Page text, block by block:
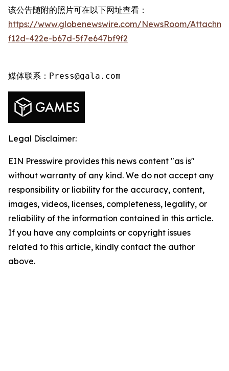
该公告随附的照片可在以下网址查看：
https://www.globenewswire.com/NewsRoom/
f12d-422e-b67d-5f7e647bf9f2
媒体联系：Press@gala.com
Legal Disclaimer:
EIN Presswire provides this news content "as is"
without warranty of any kind. We do not accept any
responsibility or liability for the accuracy, content,
images, videos, licenses, completeness, legality, or
reliability of the information contained in this article.
If you have any complaints or copyright issues
related to this article, kindly contact the author
above.